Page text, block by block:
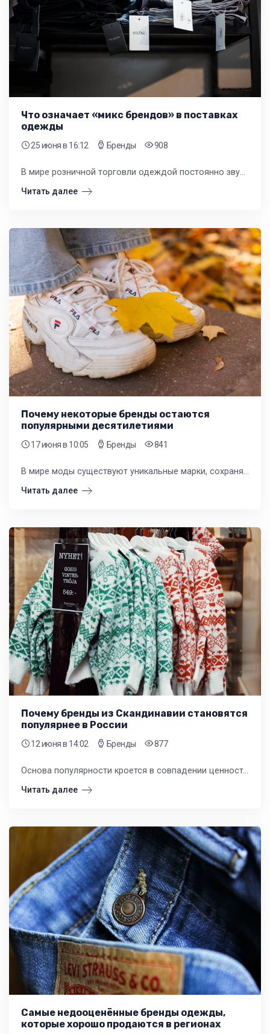
Что означает «микс брендов» в поставках
одежды
25 июняв 16:12 Бренды 908
В мире розничной торговли одеждой постоянно звучит термин «микс брендов». Для многих владельцев магазинов это становится ключевой стратегией формирования товарного предложения.
Читать далее
Почему некоторые бренды остаются
популярными десятилетиями
17 июняв 10:05 Бренды 841
В мире моды существуют уникальные марки, сохраняющие свою актуальность на протяжении десятилетий и даже столетий. Понимание этих принципов помогает создавать предложение, которое будет востребовано у ваших клиентов год за годом.
Читать далее
Почему бренды из Скандинавии становятся
популярнее в России
12 июняв 14:02 Бренды 877
Основа популярности кроется в совпадении ценностей. Российский потребитель, особенно в условиях экономической турбулентности, стал более прагматичным и избирательным.
Читать далее
Самые недооценённые бренды одежды,
которые хорошо продаются в регионах